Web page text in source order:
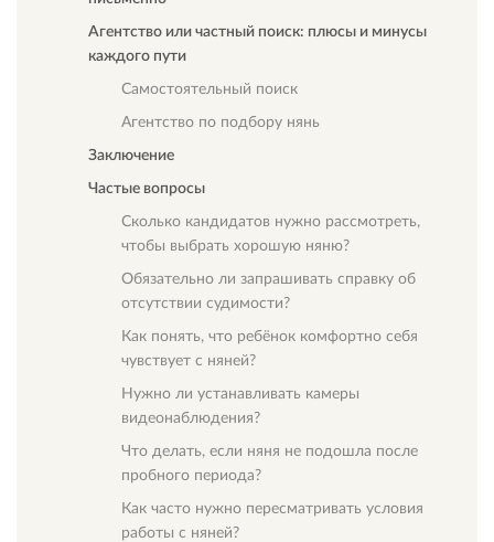
Агентство или частный поиск: плюсы и минусы
каждого пути
Самостоятельный поиск
Агентство по подбору нянь
Заключение
Частые вопросы
Сколько кандидатов нужно рассмотреть,
чтобы выбрать хорошую няню?
Обязательно ли запрашивать справку об
отсутствии судимости?
Как понять, что ребёнок комфортно себя
чувствует с няней?
Нужно ли устанавливать камеры
видеонаблюдения?
Что делать, если няня не подошла после
пробного периода?
Как часто нужно пересматривать условия
работы с няней?